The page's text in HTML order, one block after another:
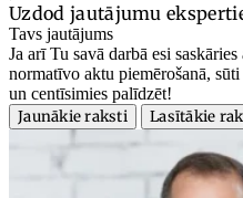
Uzdod jautājumu
Tavs jautājums
Ja arī Tu savā darbā esi
normatīvo aktu piemērošanā,
un centīsimies palīdzēt!
Jaunākie raksti
Lasītākie